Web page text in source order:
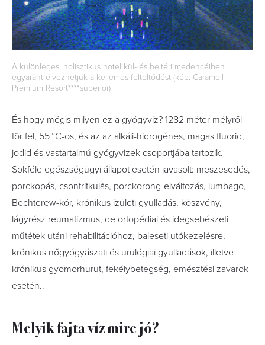
A különleges, holisztikus hotel kül- és beltéri medencéiben
egyaránt élvezhetjük a kellemes feltöltődést (kép: Caramell
Premium Resort****superior)
És hogy mégis milyen ez a gyógyvíz? 1282 méter mélyről
tör fel, 55 °C-os, és az az alkáli-hidrogénes, magas fluorid,
jodid és vastartalmú gyógyvizek csoportjába tartozik.
Sokféle egészségügyi állapot esetén javasolt: meszesedés,
porckopás, csontritkulás, porckorong-elváltozás, lumbago,
Bechterew-kór, krónikus ízületi gyulladás, köszvény,
lágyrész reumatizmus, de ortopédiai és idegsebészeti
műtétek utáni rehabilitációhoz, baleseti utókezelésre,
krónikus nőgyógyászati és urulógiai gyulladások, illetve
krónikus gyomorhurut, fekélybetegség, emésztési zavarok
esetén..
Melyik fajta víz mire jó?